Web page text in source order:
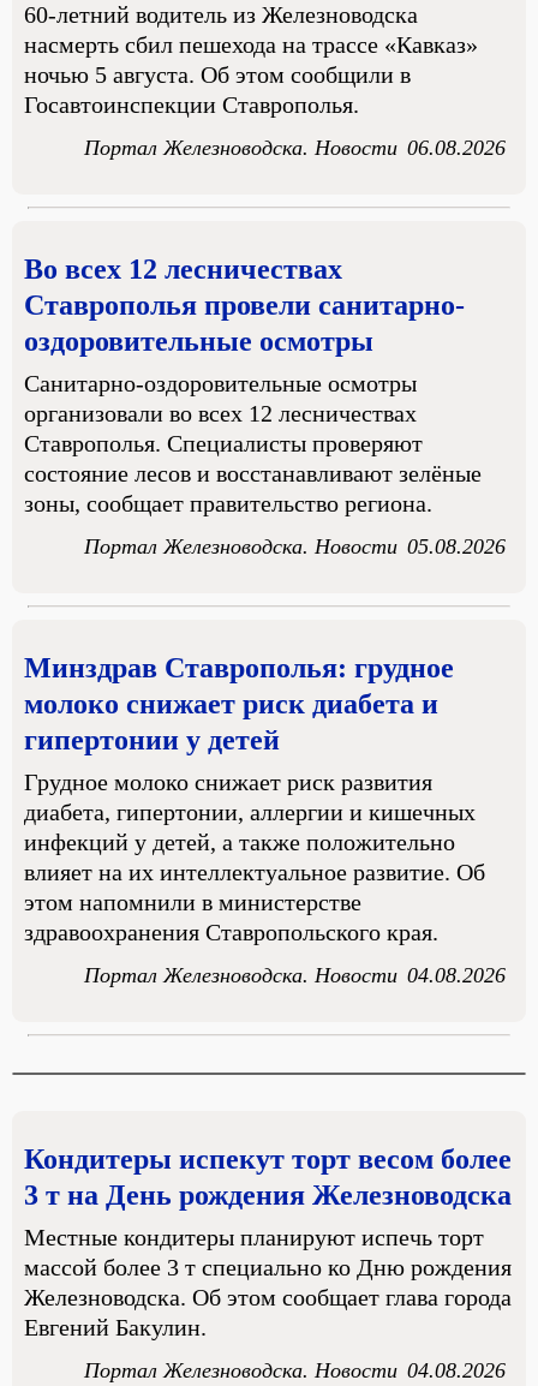
60-летний водитель из Железноводска
насмерть сбил пешехода на трассе «Кавказ»
ночью 5 августа. Об этом сообщили в
Госавтоинспекции Ставрополья.
Портал Железноводска. Новости 06.08.2026
Во всех 12 лесничествах
Ставрополья провели санитарно-
оздоровительные осмотры
Санитарно-оздоровительные осмотры
организовали во всех 12 лесничествах
Ставрополья. Специалисты проверяют
состояние лесов и восстанавливают зелёные
зоны, сообщает правительство региона.
Портал Железноводска. Новости 05.08.2026
Минздрав Ставрополья: грудное
молоко снижает риск диабета и
гипертонии у детей
Грудное молоко снижает риск развития
диабета, гипертонии, аллергии и кишечных
инфекций у детей, а также положительно
влияет на их интеллектуальное развитие. Об
этом напомнили в министерстве
здравоохранения Ставропольского края.
Портал Железноводска. Новости 04.08.2026
Кондитеры испекут торт весом более
3 т на День рождения Железноводска
Местные кондитеры планируют испечь торт
массой более 3 т специально ко Дню рождения
Железноводска. Об этом сообщает глава города
Евгений Бакулин.
Портал Железноводска. Новости 04.08.2026